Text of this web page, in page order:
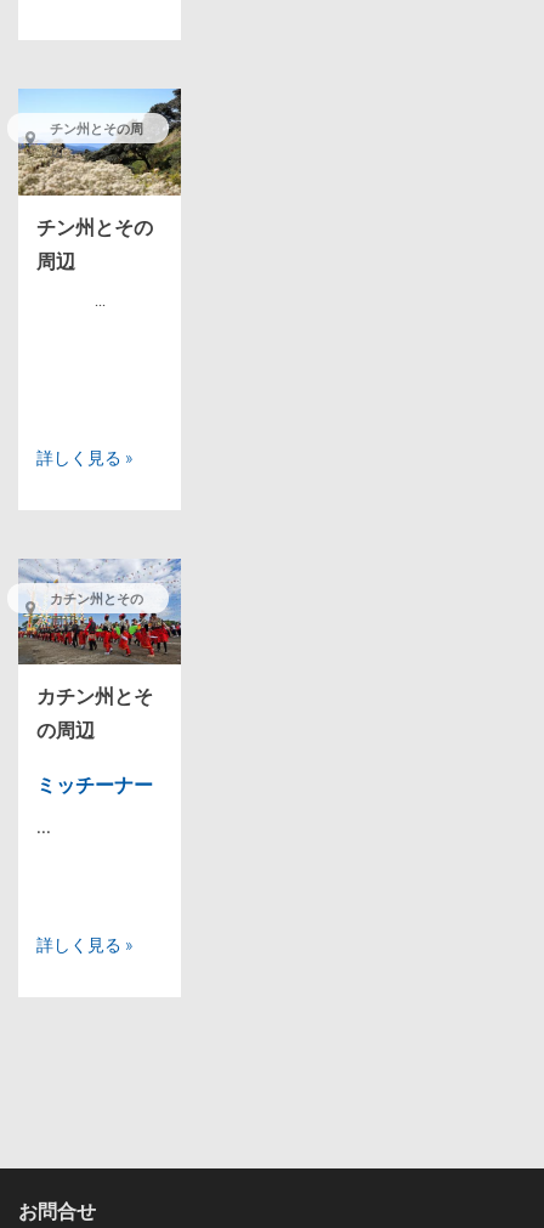
チン州とその周
辺
チン州とその
周辺
...
詳しく見る »
カチン州とその
周辺
カチン州とそ
の周辺
ミッチーナー
...
詳しく見る »
お問合せ